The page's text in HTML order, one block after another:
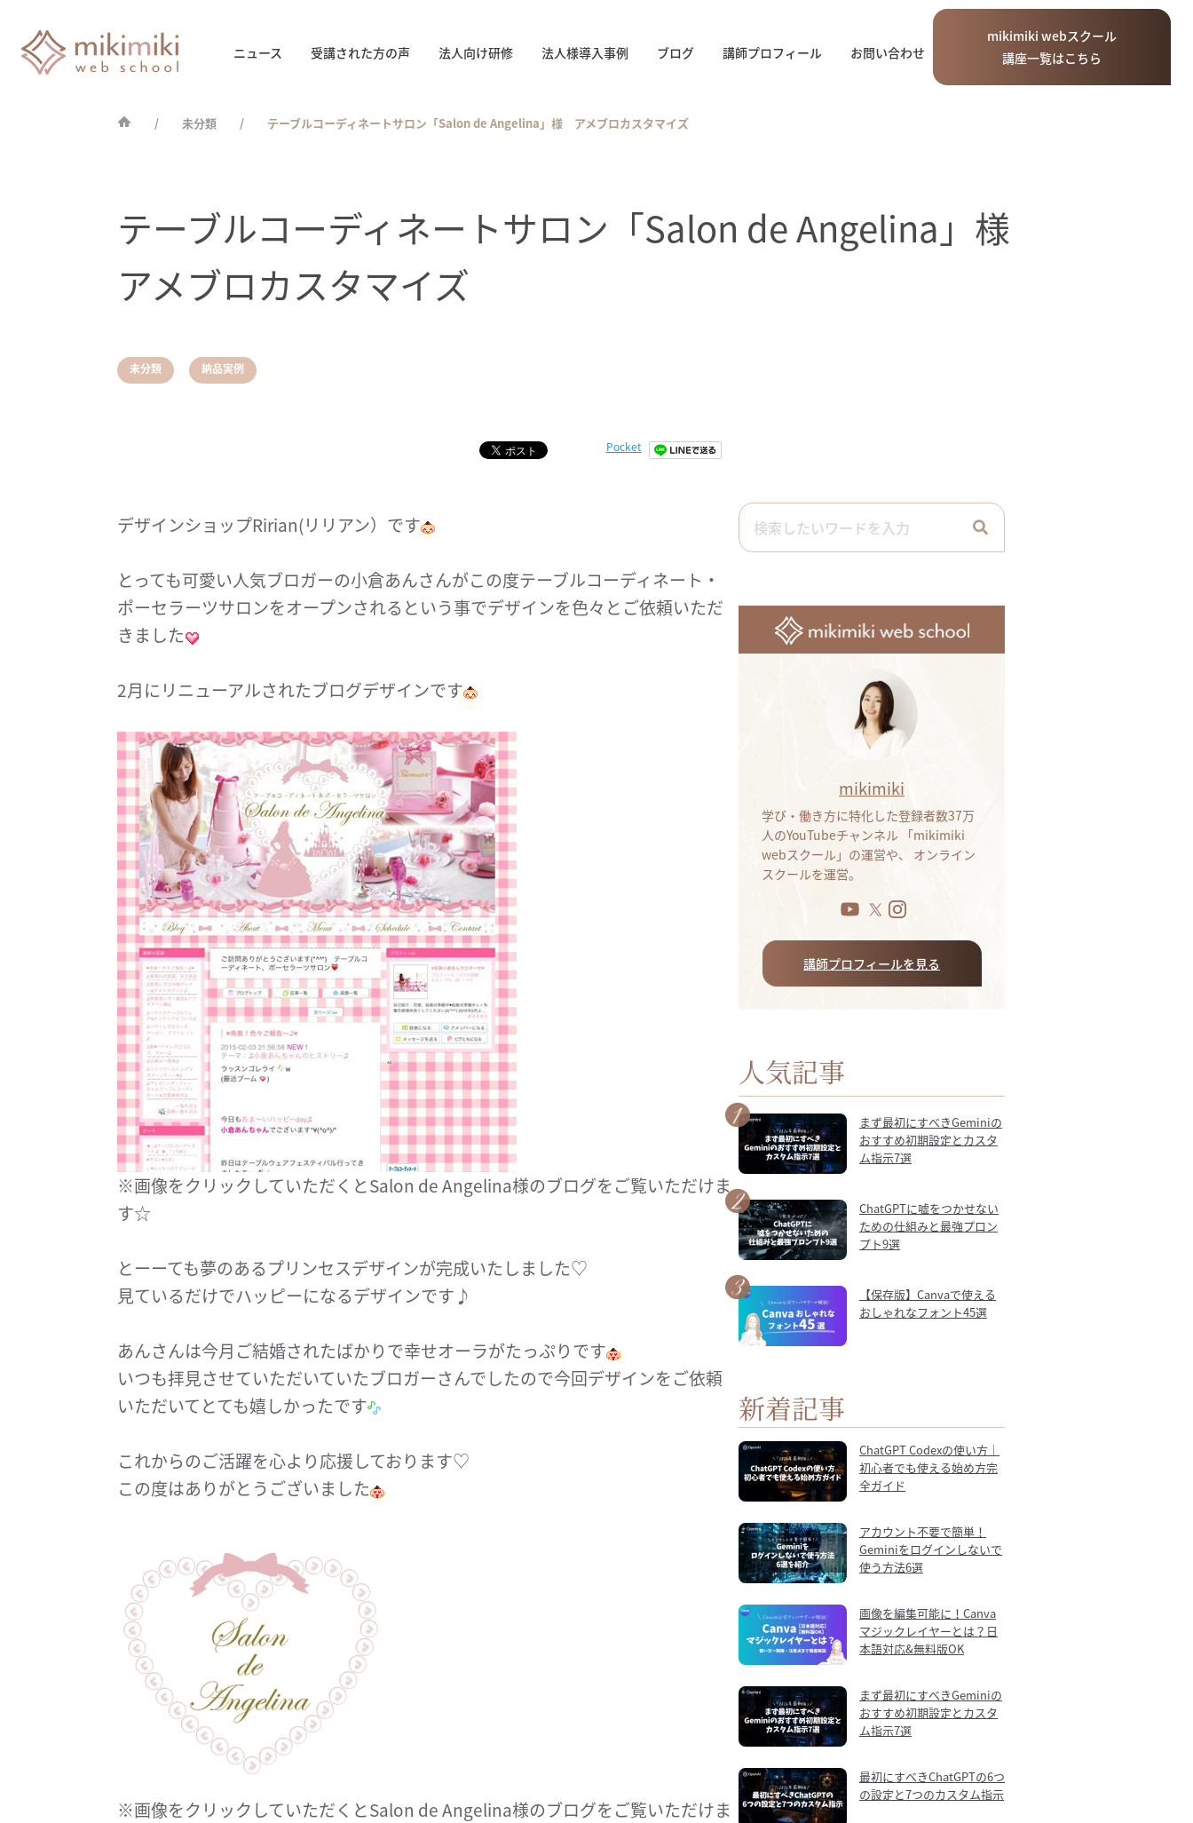
ニュース 受講された方の声 法人向け研修 法人様導入事例 ブログ 講師プロフィール お問い合わせ
mikimiki webスクール
講座一覧はこちら
未分類 テーブルコーディネートサロン「Salon de Angelina」様 アメブロカスタマイズ
未分類 納品実例
テーブルコーディネートサロン「Salon de Angelina」様
アメブロカスタマイズ
Pocket
デザインショップRirian(リリアン）です
とっても可愛い人気ブロガーの小倉あんさんがこの度テーブルコーディネート・
ポーセラーツサロンをオープンされるという事でデザインを色々とご依頼いただ
きました
2月にリニューアルされたブログデザインです
※画像をクリックしていただくとSalon de Angelina様のブログをご覧いただけま
す☆
とーーても夢のあるプリンセスデザインが完成いたしました♡
見ているだけでハッピーになるデザインです♪
あんさんは今月ご結婚されたばかりで幸せオーラがたっぷりです
いつも拝見させていただいていたブロガーさんでしたので今回デザインをご依頼
いただいてとても嬉しかったです
これからのご活躍を心より応援しております♡
この度はありがとうございました
※画像をクリックしていただくとSalon de Angelina様のブログをご覧いただけま
mikimiki
学び・働き方に特化した登録者数37万
人のYouTubeチャンネル 「mikimiki
webスクール」の運営や、 オンライン
スクールを運営。
講師プロフィールを見る
人気記事
まず最初にすべきGeminiの
おすすめ初期設定とカスタ
ム指示7選
ChatGPTに嘘をつかせない
ための仕組みと最強プロン
プト9選
【保存版】Canvaで使える
おしゃれなフォント45選
新着記事
ChatGPT Codexの使い方｜
初心者でも使える始め方完
全ガイド
アカウント不要で簡単！
Geminiをログインしないで
使う方法6選
画像を編集可能に！Canva
マジックレイヤーとは？日
本語対応&無料版OK
まず最初にすべきGeminiの
おすすめ初期設定とカスタ
ム指示7選
最初にすべきChatGPTの6つ
の設定と7つのカスタム指示